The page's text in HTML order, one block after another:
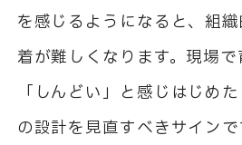
を感じるようになると、組
着が難しくなります。現場
「しんどい」と感じはじめ
の設計を見直すべきサインで